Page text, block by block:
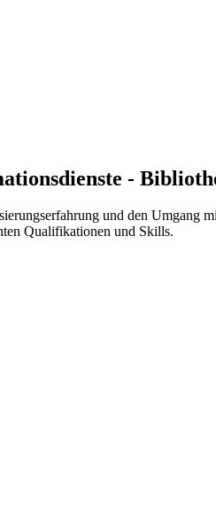
-
und den
Qualifikationen und Skills.